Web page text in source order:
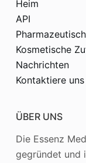
Heim
API
Kosmetische
Nachrichten
Kontaktiere uns
ÜBER UNS
Die Essenz
gegründet und